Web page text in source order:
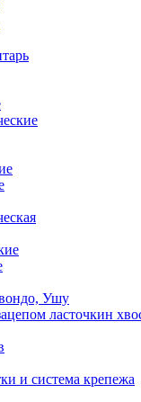
Ушу
ласточкин
и система крепежа